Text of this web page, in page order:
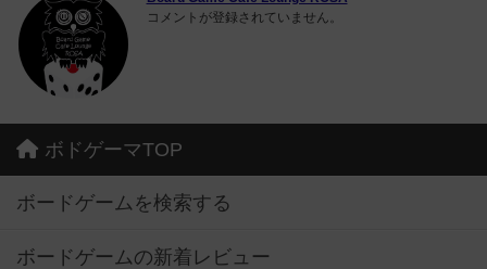
コメントが登録されていません。
ボドゲーマTOP
ボードゲームを検索する
ボードゲームの新着レビュー